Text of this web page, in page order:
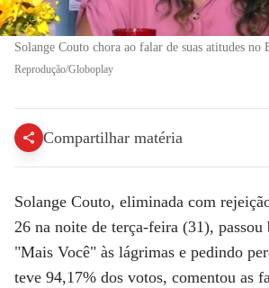
Solange Couto chora ao falar de suas atitudes no
Reprodução/Globoplay
Compartilhar matéria
Solange Couto, eliminada com
26 na noite de terça-feira (31), passou
"Mais Você" às lágrimas e pedindo
teve 94,17% dos votos, comentou as